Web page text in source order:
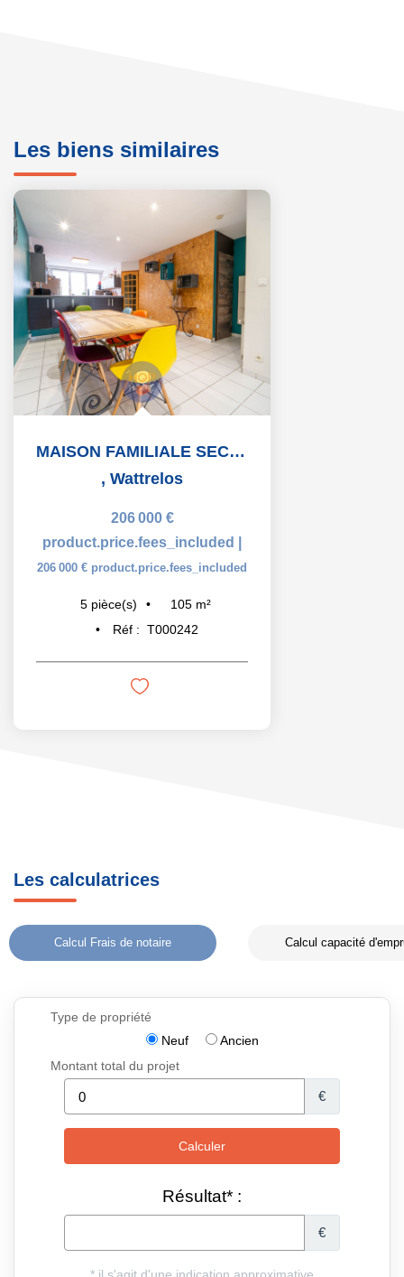
Les biens similaires
MAISON FAMILIALE SECTEUR HÔPITAL WATTRELOS
, Wattrelos
206 000 €
product.price.fees_included
206 000 € product.price.fees_included
5 pièce(s) 105 m²
Réf : T000242
Les calculatrices
Calcul Frais de notaire Calcul capacité